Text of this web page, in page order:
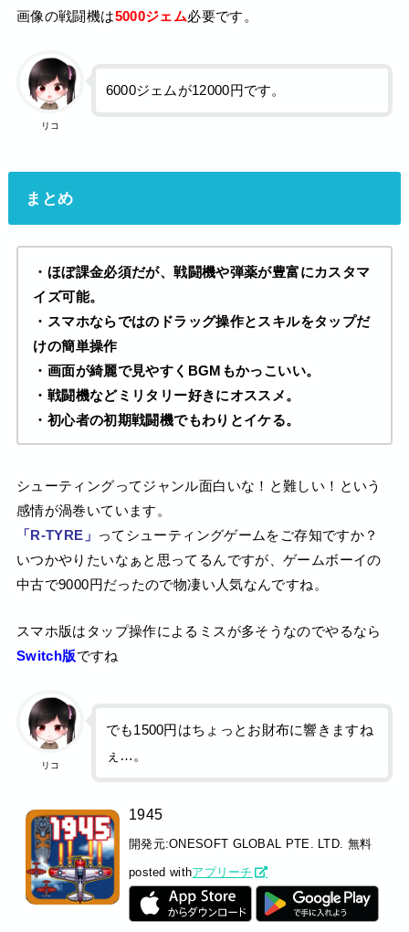
画像の戦闘機は5000ジェム必要です。
リコ
6000ジェムが12000円です。
まとめ
・ほぼ課金必須だが、戦闘機や弾薬が豊富にカスタマ
イズ可能。
・スマホならではのドラッグ操作とスキルをタップだ
けの簡単操作
・画面が綺麗で見やすくBGMもかっこいい。
・戦闘機などミリタリー好きにオススメ。
・初心者の初期戦闘機でもわりとイケる。
シューティングってジャンル面白いな！と難しい！という
感情が渦巻いています。
「R-TYRE」 ってシューティングゲームをご存知ですか？
いつかやりたいなぁと思ってるんですが、ゲームボーイの
中古で9000円だったので物凄い人気なんですね。
スマホ版はタップ操作によるミスが多そうなのでやるなら
Switch版ですね
リコ
でも1500円はちょっとお財布に響きますね
ぇ…。
1945
開発元:ONESOFT GLOBAL PTE. LTD. 無料
posted withアプリーチ